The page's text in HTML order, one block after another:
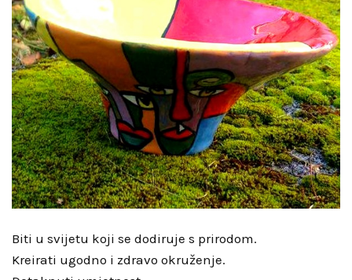
Biti u svijetu koji se dodiruje s prirodom.
Kreirati ugodno i zdravo okruženje.